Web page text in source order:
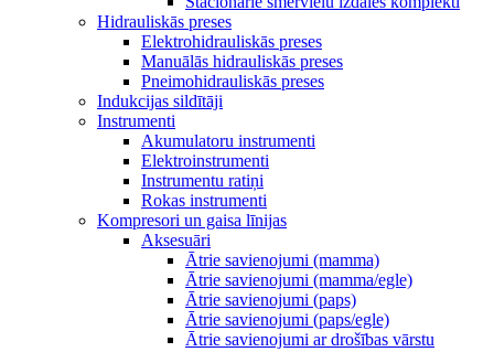
Hidrauliskās preses
Elektrohidrauliskās preses
Manuālās hidrauliskās preses
Pneimohidrauliskās preses
Indukcijas sildītāji
Instrumenti
Akumulatoru instrumenti
Elektroinstrumenti
Instrumentu ratiņi
Rokas instrumenti
Kompresori un gaisa līnijas
Aksesuāri
Ātrie savienojumi (mamma)
Ātrie savienojumi (mamma/egle)
Ātrie savienojumi (paps)
Ātrie savienojumi (paps/egle)
Ātrie savienojumi ar drošības vārstu